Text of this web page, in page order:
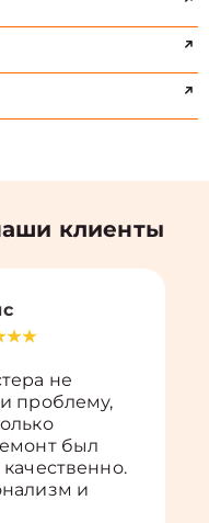
клиенты
не
проблему,
был
и